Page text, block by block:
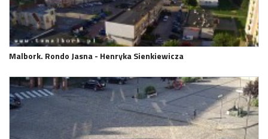
Malbork. Rondo Jasna - Henryka Sienkiewicza